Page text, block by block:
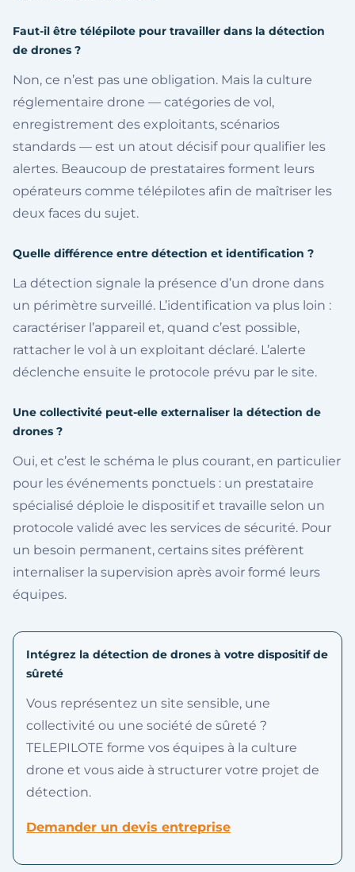
Faut-il être télépilote pour travailler dans la détection
de drones ?
Non, ce n’est pas une obligation. Mais la culture
réglementaire drone — catégories de vol,
enregistrement des exploitants, scénarios
standards — est un atout décisif pour qualifier les
alertes. Beaucoup de prestataires forment leurs
opérateurs comme télépilotes afin de maîtriser les
deux faces du sujet.
Quelle différence entre détection et identification ?
La détection signale la présence d’un drone dans
un périmètre surveillé. L’identification va plus loin :
caractériser l’appareil et, quand c’est possible,
rattacher le vol à un exploitant déclaré. L’alerte
déclenche ensuite le protocole prévu par le site.
Une collectivité peut-elle externaliser la détection de
drones ?
Oui, et c’est le schéma le plus courant, en particulier
pour les événements ponctuels : un prestataire
spécialisé déploie le dispositif et travaille selon un
protocole validé avec les services de sécurité. Pour
un besoin permanent, certains sites préfèrent
internaliser la supervision après avoir formé leurs
équipes.
Intégrez la détection de drones à votre dispositif de
sûreté
Vous représentez un site sensible, une
collectivité ou une société de sûreté ?
TELEPILOTE forme vos équipes à la culture
drone et vous aide à structurer votre projet de
détection.
Demander un devis entreprise